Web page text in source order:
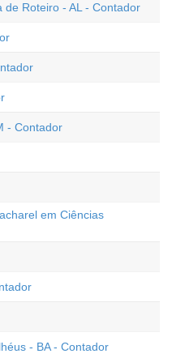
de Roteiro - AL - Contador
- Contador
em Ciências
- BA - Contador